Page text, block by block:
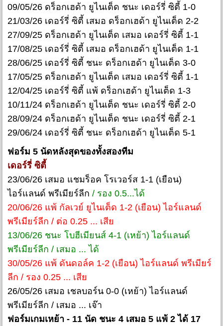
09/05/26 ดร็อกเฮด้า ยูไนเต็ด ชนะ เดอร์รี่ ซิตี้ 1-0
21/03/26 เดอร์รี่ ซิตี้ เสมอ ดร็อกเฮด้า ยูไนเต็ด 2-2
27/09/25 ดร็อกเฮด้า ยูไนเต็ด เสมอ เดอร์รี่ ซิตี้ 1-1
17/08/25 เดอร์รี่ ซิตี้ เสมอ ดร็อกเฮด้า ยูไนเต็ด 1-1
28/06/25 เดอร์รี่ ซิตี้ ชนะ ดร็อกเฮด้า ยูไนเต็ด 3-0
17/05/25 ดร็อกเฮด้า ยูไนเต็ด เสมอ เดอร์รี่ ซิตี้ 1-1
12/04/25 เดอร์รี่ ซิตี้ แพ้ ดร็อกเฮด้า ยูไนเต็ด 1-3
10/11/24 ดร็อกเฮด้า ยูไนเต็ด ชนะ เดอร์รี่ ซิตี้ 2-0
28/09/24 ดร็อกเฮด้า ยูไนเต็ด ชนะ เดอร์รี่ ซิตี้ 2-1
29/06/24 เดอร์รี่ ซิตี้ ชนะ ดร็อกเฮด้า ยูไนเต็ด 5-1
ฟอร์ม 5 นัดหลังสุดของทั้งสองทีม
เดอร์รี่ ซิตี้
23/06/26 เสมอ แชมร็อค โรเวอร์ส 1-1 (เยือน)
ไอร์แลนด์ พรีเมียร์ลีก / รอง 0.5...ได้
20/06/26 แพ้ กัลเวย์ ยูไนเต็ด 1-2 (เยือน) ไอร์แลนด์
พรีเมียร์ลีก / ต่อ 0.25 ... เสีย
13/06/26 ชนะ โบฮีเมียนส์ 4-1 (เหย้า) ไอร์แลนด์
พรีเมียร์ลีก / เสมอ ... ได้
30/05/26 แพ้ ดันดอล์ค 1-2 (เยือน) ไอร์แลนด์ พรีเมียร์
ลีก / รอง 0.25 ... เสีย
26/05/26 เสมอ เชลบอร์น 0-0 (เหย้า) ไอร์แลนด์
พรีเมียร์ลีก / เสมอ ... เจ๊า
ฟอร์มเกมเหย้า - 11 นัด ชนะ 4 เสมอ 5 แพ้ 2 ได้ 17